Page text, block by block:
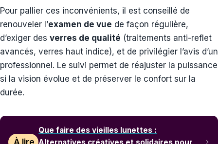
Pour pallier ces inconvénients, il est conseillé de
renouveler l’examen de vue de façon régulière,
d’exiger des verres de qualité (traitements anti-reflet
avancés, verres haut indice), et de privilégier l’avis d’un
professionnel. Le suivi permet de réajuster la puissance
si la vision évolue et de préserver le confort sur la
durée.
Que faire des vieilles lunettes :
Alternatives créatives et solidaires pour